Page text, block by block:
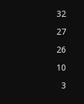
32
27
26
10
3